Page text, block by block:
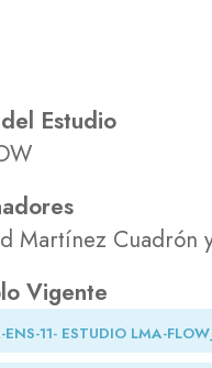
Estudio
Martínez Cuadrón
Vigente
ENS-11- ESTUDIO LMA-